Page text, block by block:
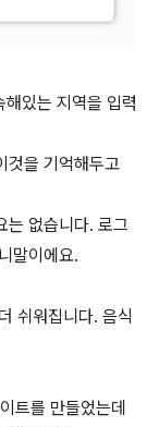
있는 지역을 입력
것을 기억해두고
는 없습니다. 로그
말이에요.
쉬워집니다. 음식
트를 만들었는데